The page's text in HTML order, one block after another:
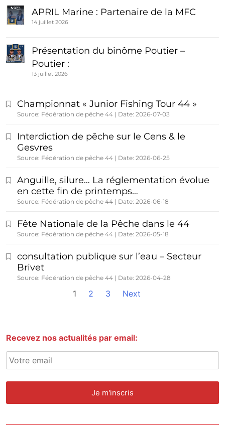
APRIL Marine : Partenaire de la MFC
14 juillet 2026
Présentation du binôme Poutier –
Poutier :
13 juillet 2026
Championnat « Junior Fishing Tour 44 »
Source: Fédération de pêche 44 Date: 2026-07-03
Interdiction de pêche sur le Cens & le
Gesvres
Source: Fédération de pêche 44 Date: 2026-06-25
Anguille, silure… La réglementation évolue
en cette fin de printemps…
Source: Fédération de pêche 44 Date: 2026-06-18
Fête Nationale de la Pêche dans le 44
Source: Fédération de pêche 44 Date: 2026-05-18
consultation publique sur l’eau – Secteur
Brivet
Source: Fédération de pêche 44 Date: 2026-04-28
1 2 3 Next
Recevez nos actualités par email: